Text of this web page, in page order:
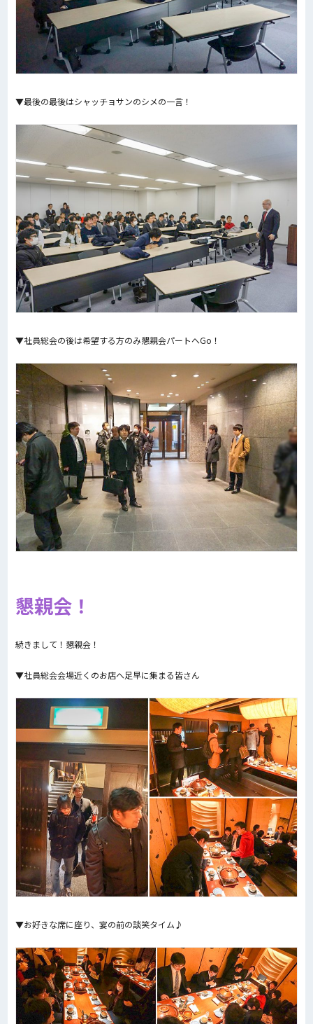
▼最後の最後はシャッチョサンのシメの一言！
▼社員総会の後は希望する方のみ懇親会パートへGo！
懇親会！
続きまして！懇親会！
▼社員総会会場近くのお店へ足早に集まる皆さん
▼お好きな席に座り、宴の前の談笑タイム♪